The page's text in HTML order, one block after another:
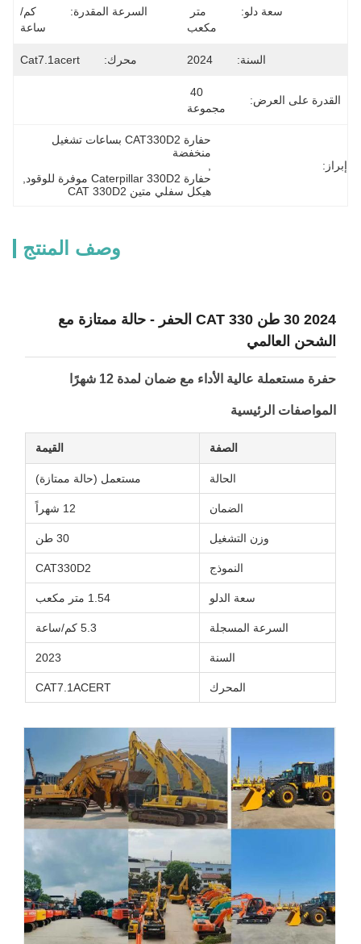
سعة دلو:
مكعب
السرعة المقدرة:
كم/
ساعة
السنة: 2024 محرك: Cat7.1acert
القدرة على العرض:
مجموعة
إبراز:
منخفضة
حفارة Caterpillar 330D2 موفرة للوقود
هيكل سفلي متين CAT 330D2
وصف المنتج
2024 30 طن CAT 330 الحفر - حالة ممتازة مع
الشحن العالمي
حفرة مستعملة عالية الأداء مع ضمان لمدة 12 شهرًا
المواصفات الرئيسية
الصفة القيمة
الحالة مستعمل (حالة ممتازة)
الضمان 12 شهراً
وزن التشغيل 30 طن
النموذج CAT330D2
سعة الدلو 1.54 متر مكعب
السرعة المسجلة 5.3 كم/ساعة
السنة 2023
المحرك CAT7.1ACERT